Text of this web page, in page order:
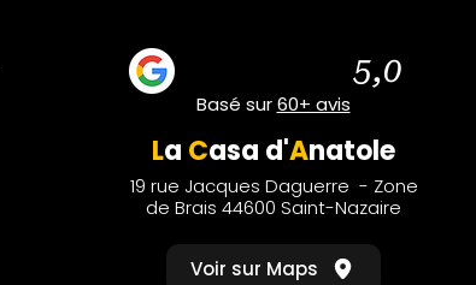
5,0
Basé sur60+ avis
La Casa d'Anatole
19 rue Jacques Daguerre - Zone
de Brais 44600 Saint-Nazaire
Voir sur Maps